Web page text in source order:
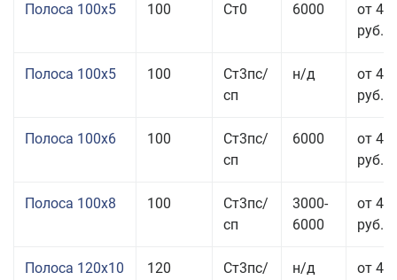
Полоса 100x5 100 Ст0 6000
от 46
руб.
Полоса 100x5 100
Ст3пс/
сп
н/д
от 46
руб.
Полоса 100x6 100
Ст3пс/
сп
6000
от 46
руб.
Полоса 100x8 100
Ст3пс/
сп
3000-
6000
от 42
руб.
Полоса 120x10 120
Ст3пс/
н/д
от 43